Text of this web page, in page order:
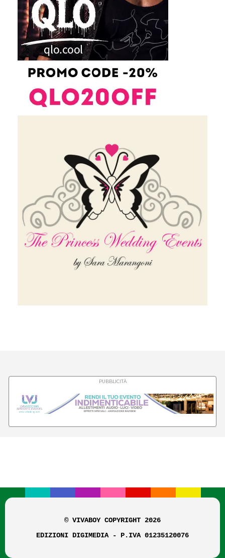
PUBBLICITÀ
© VIVABOY COPYRIGHT 2026
EDIZIONI DIGIMEDIA - P.IVA 01235120076